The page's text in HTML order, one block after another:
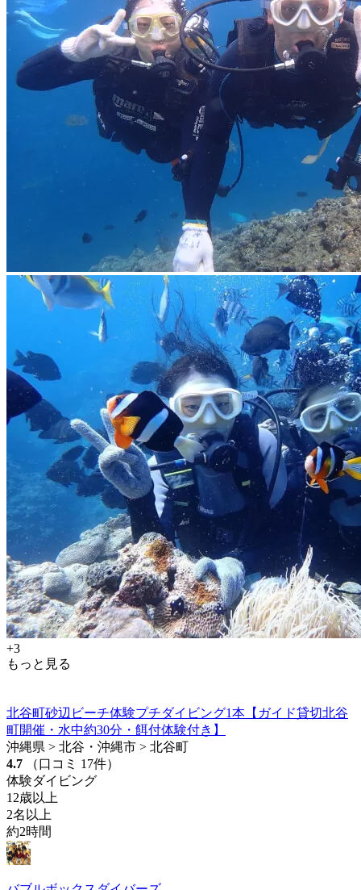
+3
もっと見る
北谷町砂辺ビーチ体験プチダイビング1本【ガイド貸切北谷
町開催・水中約30分・餌付体験付き】
沖縄県 > 北谷・沖縄市 > 北谷町
4.7
（口コミ 17件）
体験ダイビング
12歳以上
2名以上
約2時間